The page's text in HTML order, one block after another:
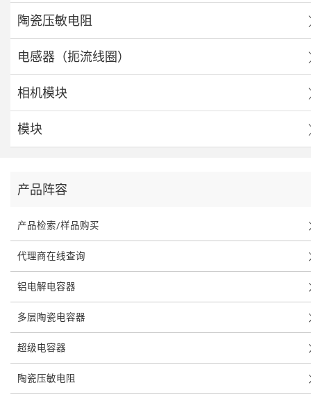
陶瓷压敏电阻
电感器（扼流线圈）
相机模块
模块
产品阵容
产品检索/样品购买
代理商在线查询
铝电解电容器
多层陶瓷电容器
超级电容器
陶瓷压敏电阻